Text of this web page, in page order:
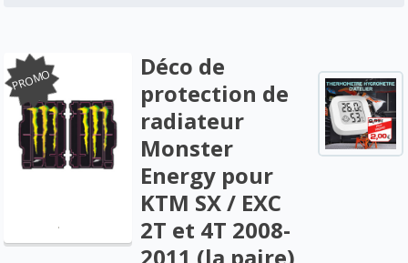
PROMO
Déco de
protection de
radiateur
Monster
Energy pour
KTM SX / EXC
2T et 4T 2008-